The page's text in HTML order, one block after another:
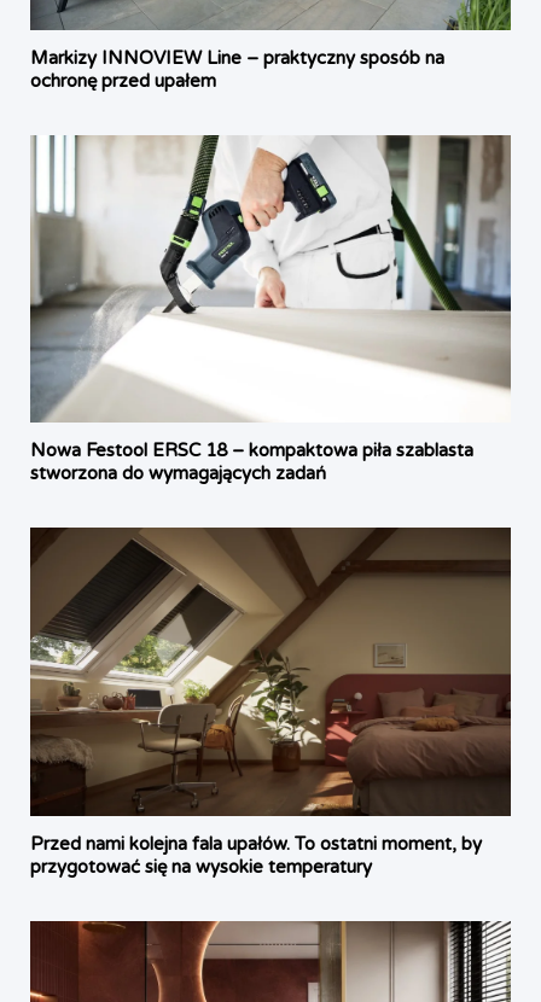
Markizy INNOVIEW Line – praktyczny sposób na
ochronę przed upałem
Nowa Festool ERSC 18 – kompaktowa piła szablasta
stworzona do wymagających zadań
Przed nami kolejna fala upałów. To ostatni moment, by
przygotować się na wysokie temperatury